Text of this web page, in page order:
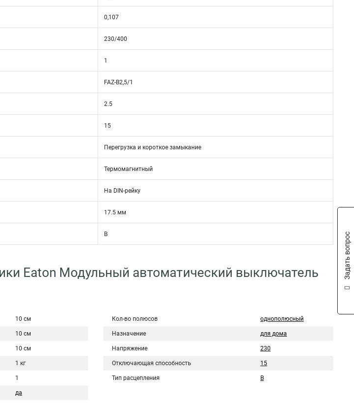
0,107
230/400
1
FAZ-B2,5/1
2.5
15
Перегрузка и короткое замыкание
Термомагнитный
На DIN-рейку
17.5 мм
B
Eaton Модульный автоматический выключатель
10 см
10 см
10 см
1 кг
1
да
Кол-во полюсов однополюсный
Назначение для дома
Напряжение 230
Отключающая способность 15
Тип расцепления B
Задать вопрос